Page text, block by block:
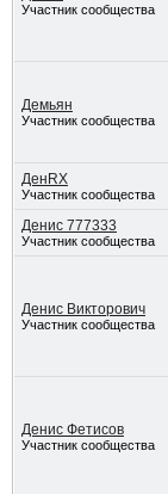
Участник сообщества
Демьян
Участник сообщества
ДенRX
Участник сообщества
Денис 777333
Участник сообщества
Денис Викторович
Участник сообщества
Денис Фетисов
Участник сообщества